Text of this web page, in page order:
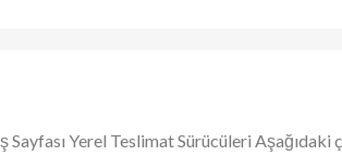
Yerel Teslimat Sürücüleri